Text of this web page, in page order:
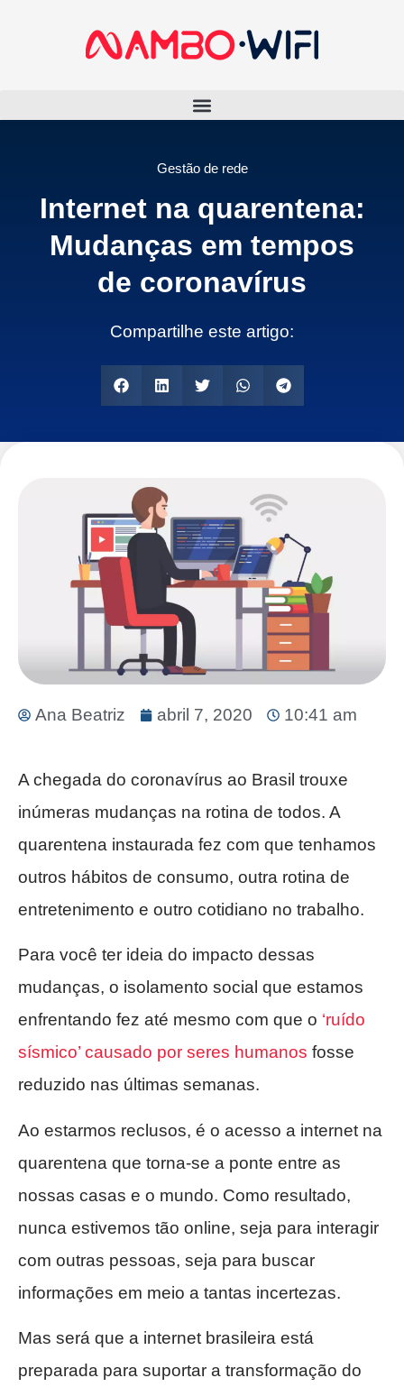
Gestão de rede
Internet na quarentena:
Mudanças em tempos
de coronavírus
Compartilhe este artigo:
Ana Beatriz abril 7, 2020 10:41 am
A chegada do coronavírus ao Brasil trouxe
inúmeras mudanças na rotina de todos. A
quarentena instaurada fez com que tenhamos
outros hábitos de consumo, outra rotina de
entretenimento e outro cotidiano no trabalho.
Para você ter ideia do impacto dessas
mudanças, o isolamento social que estamos
enfrentando fez até mesmo com que o ‘ruído
sísmico’ causado por seres humanos fosse
reduzido nas últimas semanas.
Ao estarmos reclusos, é o acesso a internet na
quarentena que torna-se a ponte entre as
nossas casas e o mundo. Como resultado,
nunca estivemos tão online, seja para interagir
com outras pessoas, seja para buscar
informações em meio a tantas incertezas.
Mas será que a internet brasileira está
preparada para suportar a transformação do